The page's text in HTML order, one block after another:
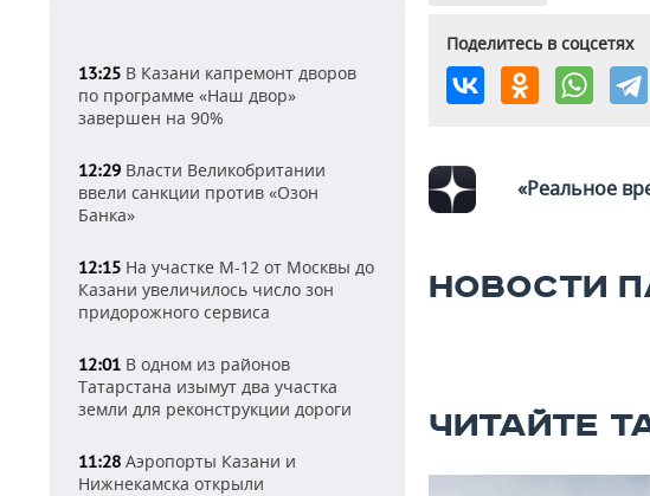
13:25 В Казани капремонт дворов
по программе «Наш двор»
завершен на 90%
12:29 Власти Великобритании
ввели санкции против «Озон
Банка»
12:15 На участке М-12 от Москвы до
Казани увеличилось число зон
придорожного сервиса
12:01 В одном из районов
Татарстана изымут два участка
земли для реконструкции дороги
11:28 Аэропорты Казани и
Нижнекамска открыли
Поделитесь в соцсетях
«Реальное
НОВОСТИ
ЧИТАЙТЕ